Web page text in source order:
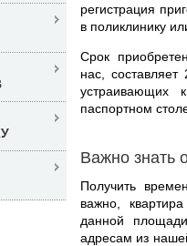
регистрация
в поликлинику
Срок
нас,
устраивающих
паспортном
Важно знать
Получить
важно,
данной
адресам из